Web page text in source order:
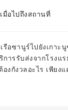
มื่อไปถึงสถานที่
อซานูร์ไปยังเกาะ
รรับส่งจากโรงแร
กังวลอะไร เพียงแ